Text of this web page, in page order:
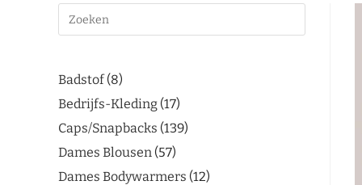
Badstof 8
Bedrijfs-Kleding 17
Caps/Snapbacks 139
Dames Blousen 57
Dames Bodywarmers 12